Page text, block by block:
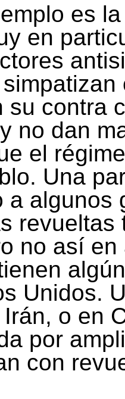
es
en
su contra
no dan
el
Una
a algunos
revueltas
no así
Unidos.
o en
por
con